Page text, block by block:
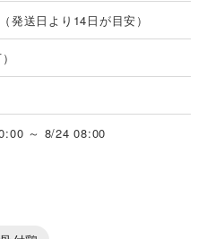
発送日より14日が目安）
～ 8/24 08:00